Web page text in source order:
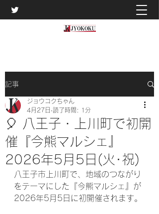
記事
🎈 八王子・上川町で初開
催『今熊マルシェ』
2026年5月5日(火･祝)
ジョウコクちゃん
4月27日 読了時間: 1分
八王子市上川町で、地域のつながり
をテーマにした『今熊マルシェ』が
2026年5月5日に初開催されます。